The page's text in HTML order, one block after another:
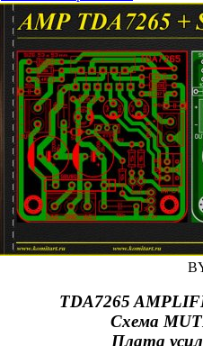
TDA7265
Схема
Плата